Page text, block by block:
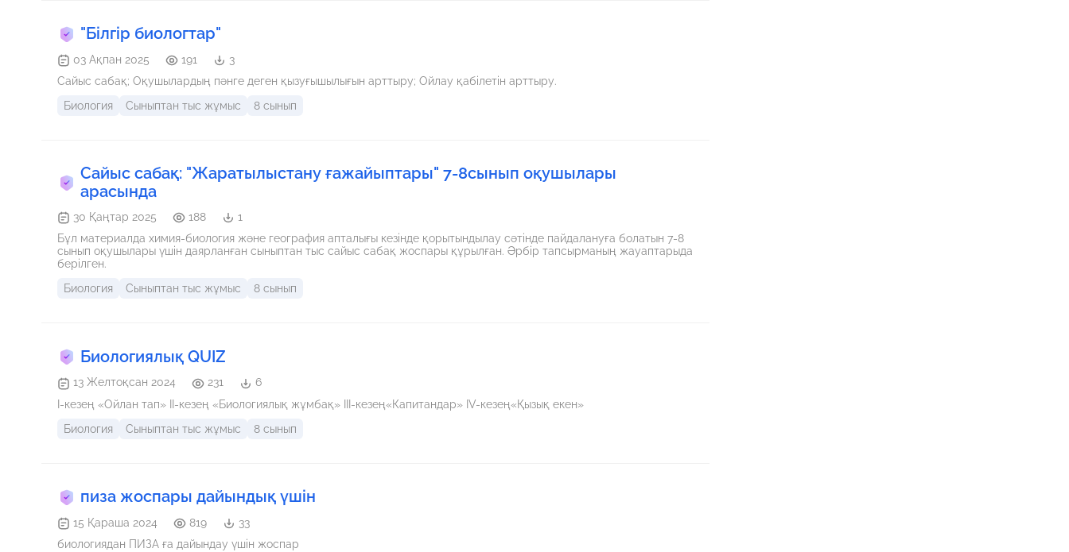
"Білгір биологтар"
03 Ақпан 2025 191
3
Сайыс сабақ; Оқушылардың пәнге деген қызуғышылығын арттыру; Ойлау қабілетін арттыру.
Биология
Сыныптан тыс жұмыс 8 сынып
Сайыс сабақ: "Жаратылыстану ғажайыптары" 7-8сынып оқушылары
арасында
30 Қаңтар 2025 188
1
Бұл материалда химия-биология және география апталығы кезінде қорытындылау сәтінде пайдалануға болатын 7-8
сынып оқушылары үшін даярланған сыныптан тыс сайыс сабақ жоспары құрылған. Әрбір тапсырманың жауаптарыда
берілген.
Биология
Сыныптан тыс жұмыс 8 сынып
Биологиялық QUIZ
13 Желтоқсан 2024 231
6
I-кезең «Ойлан тап» II-кезең «Биологиялық жұмбақ» III-кезең«Капитандар» IV-кезең«Қызық екен»
Биология
Сыныптан тыс жұмыс 8 сынып
пиза жоспары дайындық үшін
15 Қараша 2024 819
33
биологиядан ПИЗА ға дайындау үшін жоспар